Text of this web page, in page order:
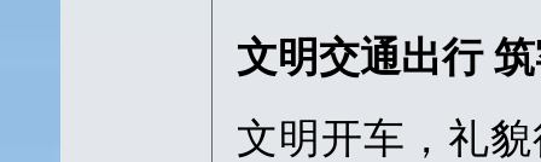
文明交通出行
文明开车，礼